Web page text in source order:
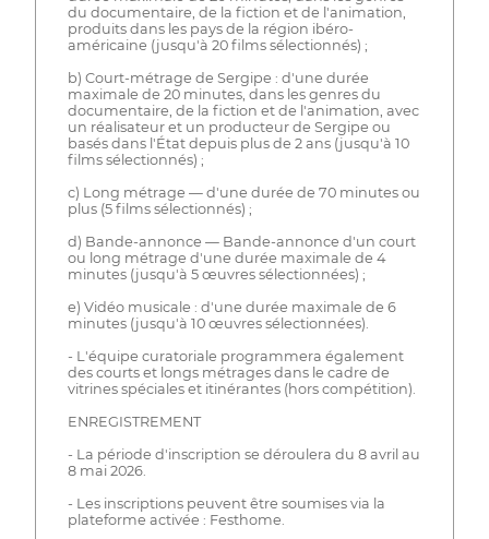
du documentaire, de la fiction et de l'animation,
produits dans les pays de la région ibéro-
américaine (jusqu'à 20 films sélectionnés) ;
b) Court-métrage de Sergipe : d'une durée
maximale de 20 minutes, dans les genres du
documentaire, de la fiction et de l'animation, avec
un réalisateur et un producteur de Sergipe ou
basés dans l'État depuis plus de 2 ans (jusqu'à 10
films sélectionnés) ;
c) Long métrage — d'une durée de 70 minutes ou
plus (5 films sélectionnés) ;
d) Bande-annonce — Bande-annonce d'un court
ou long métrage d'une durée maximale de 4
minutes (jusqu'à 5 œuvres sélectionnées) ;
e) Vidéo musicale : d'une durée maximale de 6
minutes (jusqu'à 10 œuvres sélectionnées).
- L'équipe curatoriale programmera également
des courts et longs métrages dans le cadre de
vitrines spéciales et itinérantes (hors compétition).
ENREGISTREMENT
- La période d'inscription se déroulera du 8 avril au
8 mai 2026.
- Les inscriptions peuvent être soumises via la
plateforme activée : Festhome.